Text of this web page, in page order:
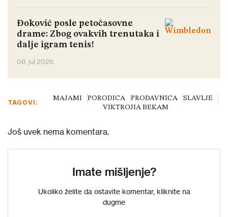
Đoković posle petočasovne
drame: Zbog ovakvih trenutaka i
dalje igram tenis!
08. jul 2026.
TAGOVI:
MAJAMI PORODICA PRODAVNICA
SLAVLJE
VIKTROJIA BEKAM
Još uvek nema komentara.
Imate mišljenje?
Ukoliko želite da ostavite komentar, kliknite na
dugme